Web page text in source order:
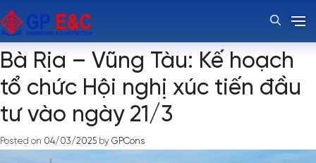
Thẻ:Bà Rịa Vũng Tàu
Bà Rịa – Vũng Tàu: Kế hoạch
tổ chức Hội nghị xúc tiến đầu
tư vào ngày 21/3
Posted on 04/03/2025 by GPCons